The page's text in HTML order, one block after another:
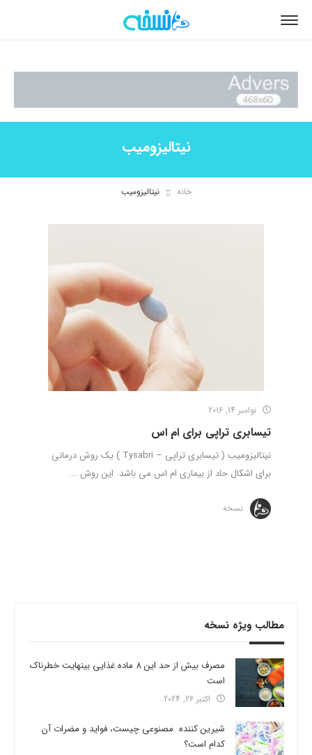
نیتالیزومیب
خانه نیتالیزومیب
نوامبر 14, 2016
تیسابری تراپی برای ام اس
نیتالیزومیب ( تیسابری تراپی – Tysabri ) یک روش درمانی
برای اشکال حاد از بیماری ام اس می باشد. این روش ...
نسخه
مطالب ویژه نسخه
مصرف بیش از حد این 8 ماده غذایی بینهایت خطرناک
است
اکتبر 26, 2024
شیرین کننده مصنوعی چیست، فواید و مضرات آن
کدام است؟